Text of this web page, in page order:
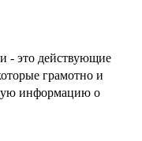
- это действующие
грамотно и
информацию о